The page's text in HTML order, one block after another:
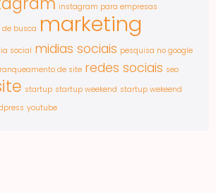
instagram para empresas
busca marketing
social midias sociais pesquisa no google
ranqueamento de site redes sociais seo
startup startup weekend startup wekeend
youtube